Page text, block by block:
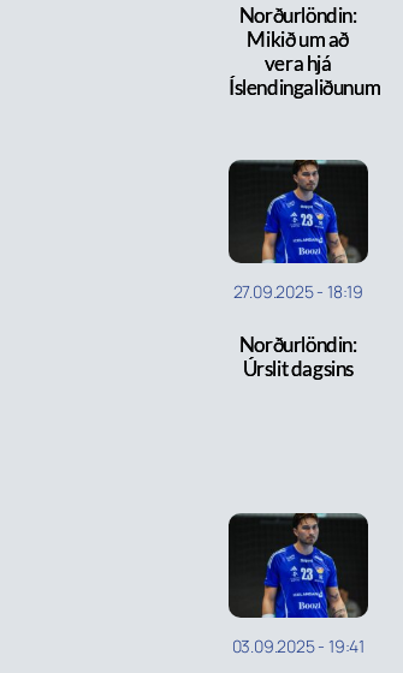
Norðurlöndin:
Mikið um að
vera hjá
Íslendingaliðunum
27.09.2025- 18:19
Norðurlöndin:
Úrslit dagsins
03.09.2025- 19:41